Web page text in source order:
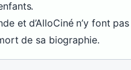
et d’AlloCiné n’y font
de sa biographie.